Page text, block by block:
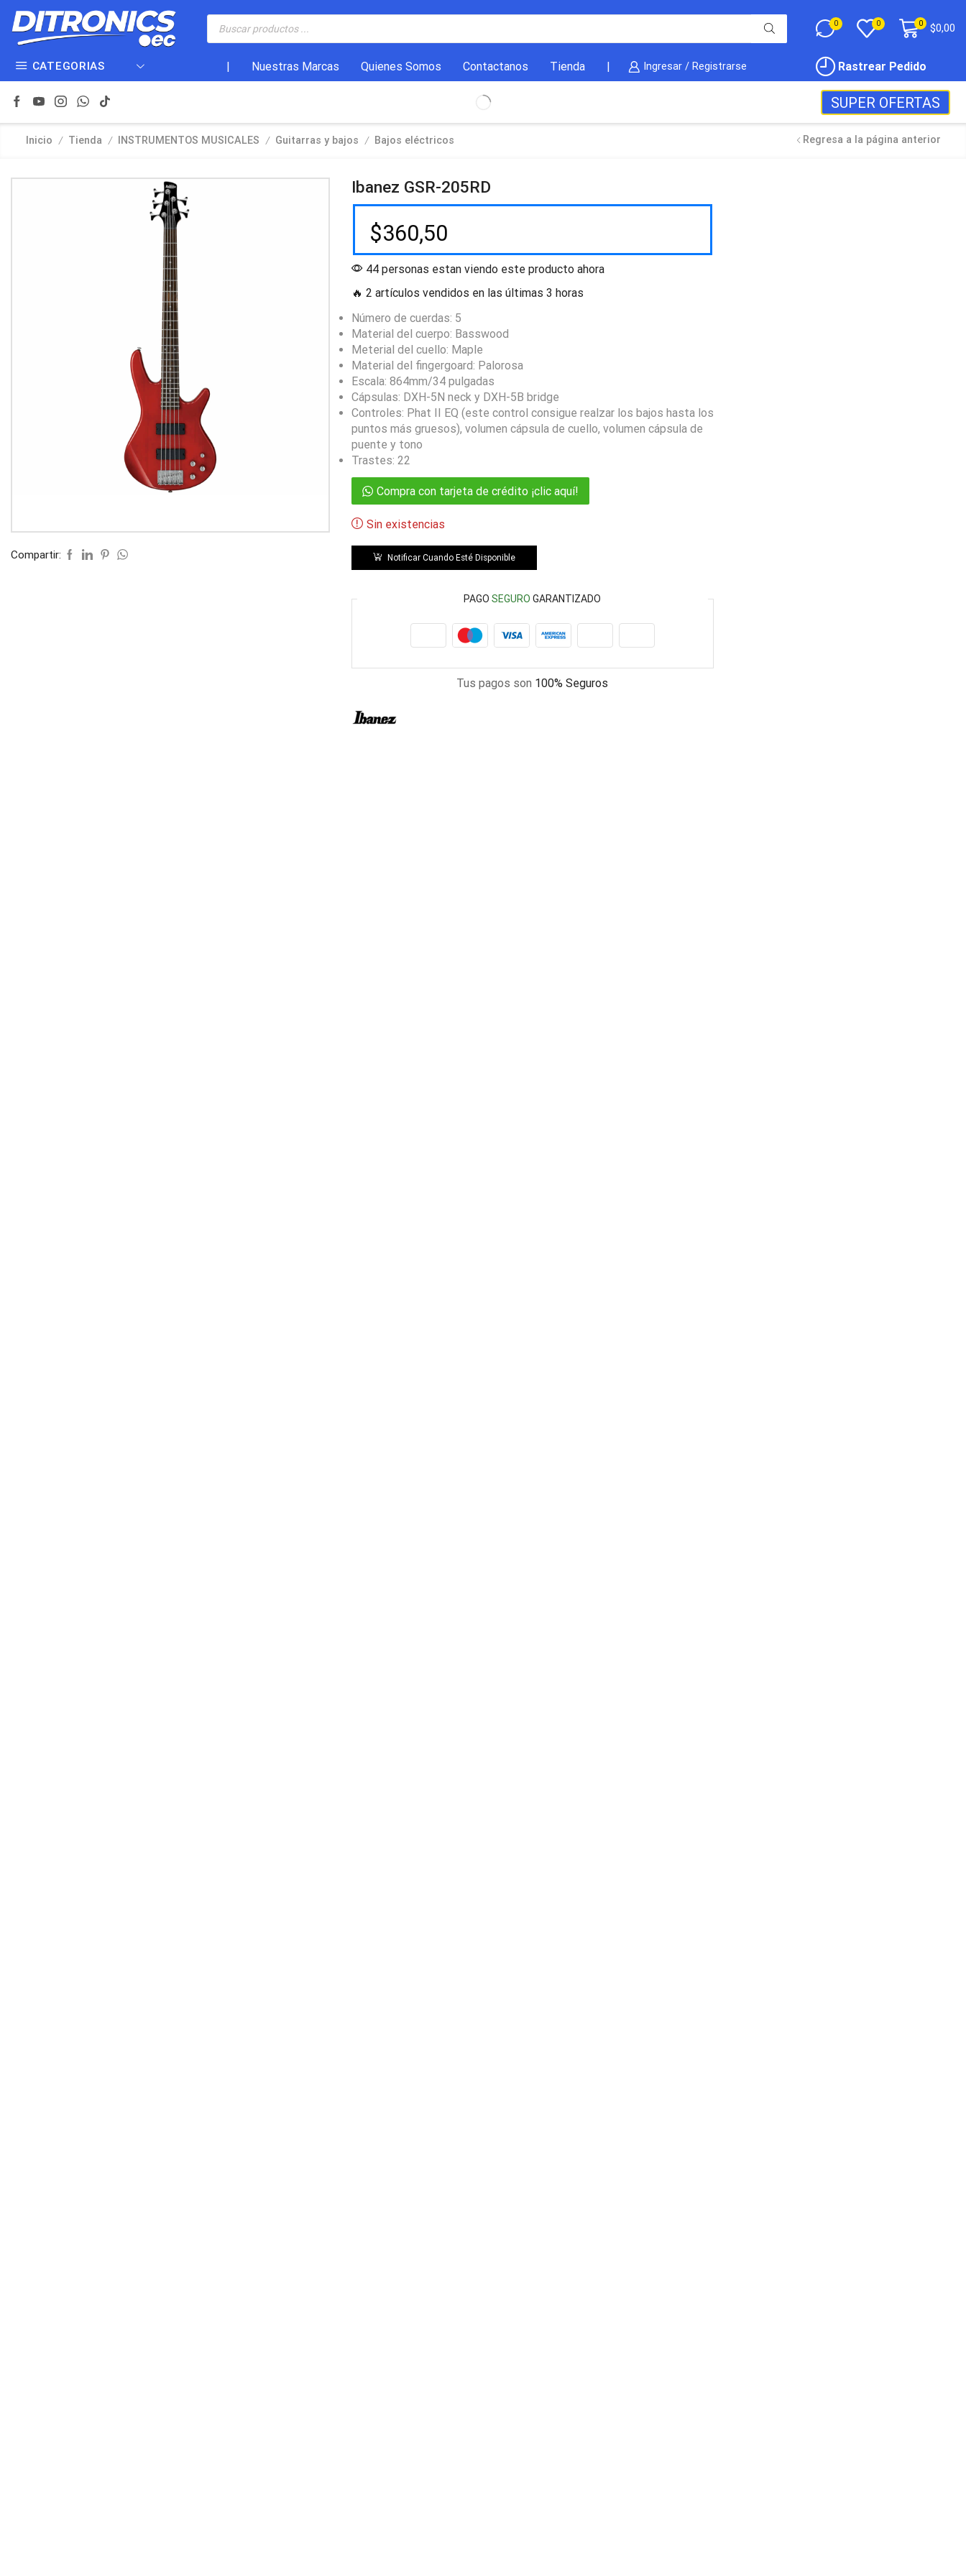
0 0 0 $0,00
CATEGORIAS Nuestras Marcas Quienes Somos Contactanos Tienda Ingresar / Registrarse Rastrear Pedido
SUPER OFERTAS
Inicio / Tienda / INSTRUMENTOS MUSICALES / Guitarras y bajos / Bajos eléctricos Regresa a la página anterior
Compartir:
Ibanez GSR-205RD
$360,50
44 personas estan viendo este producto ahora
🔥 2 artículos vendidos en las últimas 3 horas
Número de cuerdas: 5
Material del cuerpo: Basswood
Meterial del cuello: Maple
Material del fingergoard: Palorosa
Escala: 864mm/34 pulgadas
Cápsulas: DXH-5N neck y DXH-5B bridge
Controles: Phat II EQ (este control consigue realzar los bajos hasta los
puntos más gruesos), volumen cápsula de cuello, volumen cápsula de
puente y tono
Trastes: 22
Compra con tarjeta de crédito ¡clic aquí!
Sin existencias
Notificar Cuando Esté Disponible
PAGOSEGURO GARANTIZADO
Tus pagos son 100% Seguros